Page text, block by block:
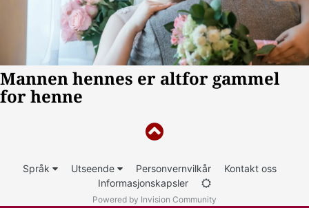
Språk Utseende Personvernvilkår
Kontakt oss
Informasjonskapsler
Powered by Invision Community